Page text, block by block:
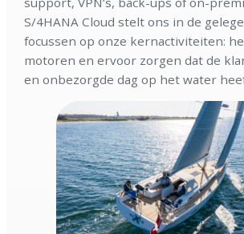
S/4HANA Cloud stelt ons in de
focussen op onze kernactiviteiten:
motoren en ervoor zorgen dat de
en onbezorgde dag op het water